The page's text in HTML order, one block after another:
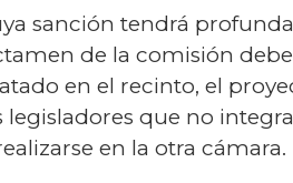
sanción tendrá
de la comisión
en el recinto, el
que no
en la otra cámara.